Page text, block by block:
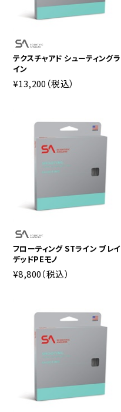
テクスチャアド シューティングラ
イン
¥13,200 （税込）
フローティング STライン ブレイ
デッドPEモノ
¥8,800（税込）